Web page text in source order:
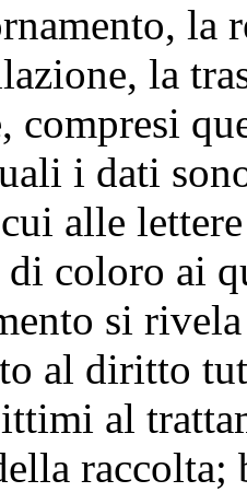
la
la
i dati
alle
coloro ai
si
al diritto
al